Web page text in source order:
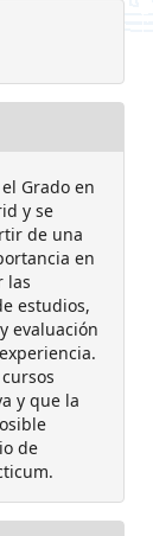
Grado en
y se
de una
en
las
estudios,
evaluación
y que la
de